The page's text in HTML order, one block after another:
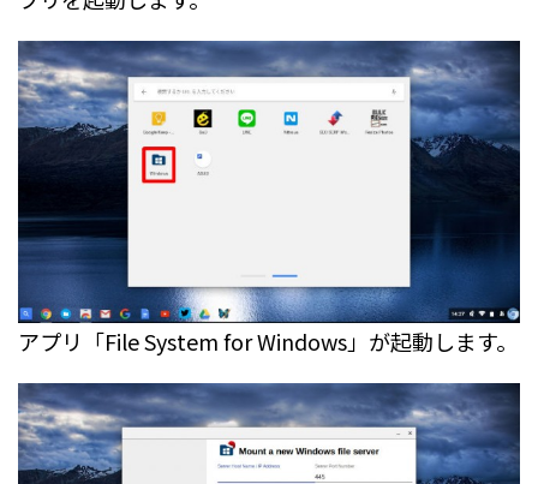
アプリ「File System for Windows」が起動します。